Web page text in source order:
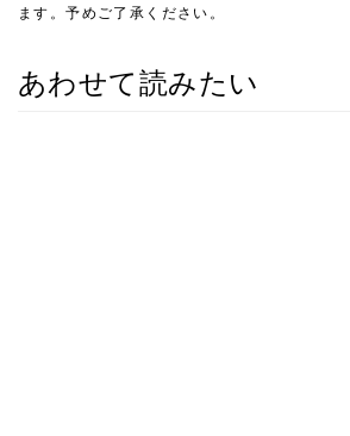
ます。予めご了承ください。
あわせて読みたい